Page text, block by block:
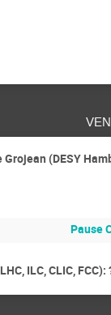
(DESY
Pause
ILC, CLIC, FCC):